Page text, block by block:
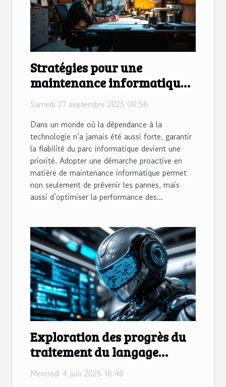
Stratégies pour une
maintenance informatique
efficace et préventive
Samedi 27 septembre 2025 00:56
Dans un monde où la dépendance à la
technologie n’a jamais été aussi forte, garantir
la fiabilité du parc informatique devient une
priorité. Adopter une démarche proactive en
matière de maintenance informatique permet
non seulement de prévenir les pannes, mais
aussi d’optimiser la performance des...
Exploration des progrès du
traitement du langage
naturel dans les chatbots
Mercredi 4 juin 2025 16:46